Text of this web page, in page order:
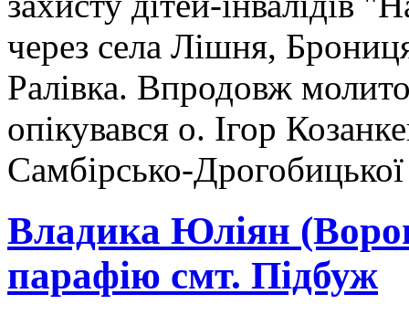
через села Лішня,
Ралівка. Впродовж
опікувався о. Ігор
Самбірсько-
Владика Юліян
парафію смт. Підбуж